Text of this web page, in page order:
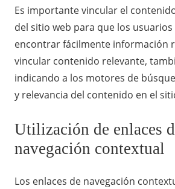
Es importante vincular el
del sitio web para que los
encontrar fácilmente información
vincular contenido relevante,
indicando a los motores de
y relevancia del contenido en el
Utilización de enlaces
navegación contextual
Los enlaces de navegación